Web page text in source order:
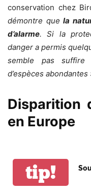
conservation chez
démontre quela
d’alarme. Si la
danger a permis
semble pas suffire
d’espèces abondantes
Disparition
en Europe
tip!